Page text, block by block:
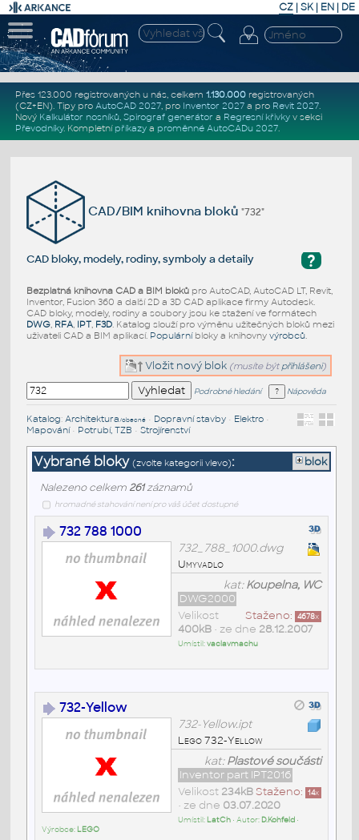
CZ | SK| EN | DE
Přes 123.000 registrovaných u nás, celkem 1.130.000registrovaných
(CZ+EN). Tipy pro AutoCAD 2027, pro Inventor 2027a pro Revit 2027.
Nový Kalkulátor nosníků, Spirograf generátor a Regresní křivkyv sekci
Převodníky. Kompletní příkazya proměnné AutoCADu 2027.
CAD/BIM knihovna bloků"732"
?
CAD bloky, modely, rodiny, symboly a detaily
Bezplatná knihovna CAD a BIM blokůpro AutoCAD, AutoCAD LT, Revit,
Inventor, Fusion 360 a další 2D a 3D CAD aplikace firmy Autodesk.
CAD bloky, modely, rodiny a soubory jsou ke stažení ve formátech
DWG, RFA, IPT, F3D. Katalog slouží pro výměnu užitečných bloků mezi
uživateli CAD a BIM aplikací. Populárníbloky a knihovny výrobců.
Vložit nový blok (musíte být přihlášeni)
Podrobné hledání Nápověda
Katalog: Architektura/obecné• Dopravní stavby• Elektro•
Mapování• Potrubí, TZB • Strojírenství
Vybrané bloky (zvolte kategorii vlevo): blok
Nalezeno celkem 261záznamů
hromadné stahování není pro váš účet dostupné
732 788 1000
732_788_1000.dwg
Umyvadlo
kat:Koupelna, WC
DWG2000
Staženo: 4678x
Velikost
400kB• ze dne 28.12.2007
Umístil:vaclavmachu
732-Yellow
732-Yellow.ipt
Lego 732-Yellow
kat:Plastové součásti
Inventor part IPT2016
Staženo: 14x
Velikost 234kB
• ze dne 03.07.2020
Umístil: LatCh• Autor: D.Kohfeld •
Výrobce: LEGO